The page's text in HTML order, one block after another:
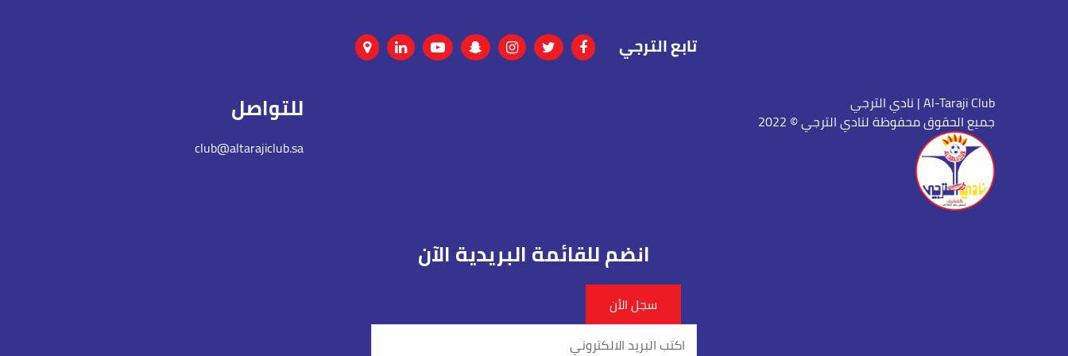
تابع الترجي
للتواصل
club@altarajiclub.sa
نادي الترجي | Al-Taraji Club
جميع الحقوق محفوظة لنادي الترجي © 2022
انضم للقائمة البريدية الآن